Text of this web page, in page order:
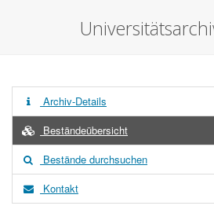
Archiv-Details
Beständeübersicht
Bestände durchsuchen
Kontakt